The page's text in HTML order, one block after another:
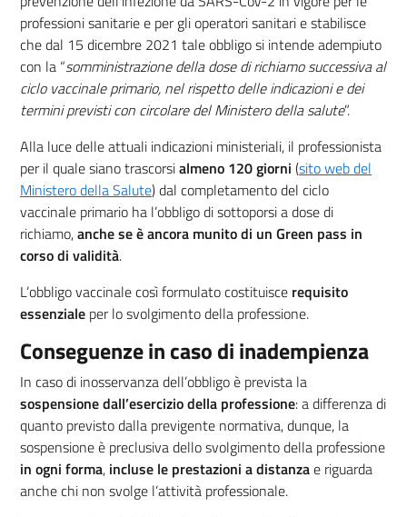
professioni sanitarie e per gli operatori sanitari e stabilisce
che dal 15 dicembre 2021 tale obbligo si intende adempiuto
con la “somministrazione della dose di richiamo successiva al
ciclo vaccinale primario, nel rispetto delle indicazioni e dei
termini previsti con circolare del Ministero della salute”.
Alla luce delle attuali indicazioni ministeriali, il professionista
per il quale siano trascorsialmeno 120 giorni (sito web del
Ministero della Salute(nuova scheda - new tab)
) dal completamento del ciclo
vaccinale primario ha l’obbligo di sottoporsi a dose di
richiamo,anche se è ancora munito di un Green pass in
corso di validità.
L’obbligo vaccinale così formulato costituisce requisito
essenziale per lo svolgimento della professione.
Conseguenze in caso di inadempienza
In caso di inosservanza dell’obbligo è prevista la
sospensione dall’esercizio della professione: a differenza di
quanto previsto dalla previgente normativa, dunque, la
sospensione è preclusiva dello svolgimento della professione
in ogni forma, incluse le prestazioni a distanzae riguarda
anche chi non svolge l’attività professionale.